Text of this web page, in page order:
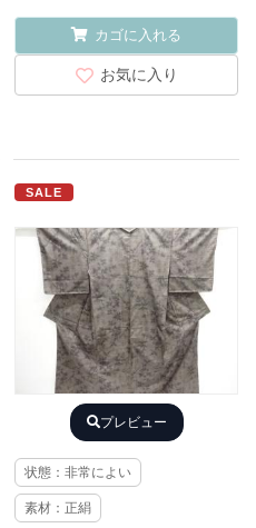
カゴに入れる
お気に入り
SALE
プレビュー
状態：非常によい
素材：正絹